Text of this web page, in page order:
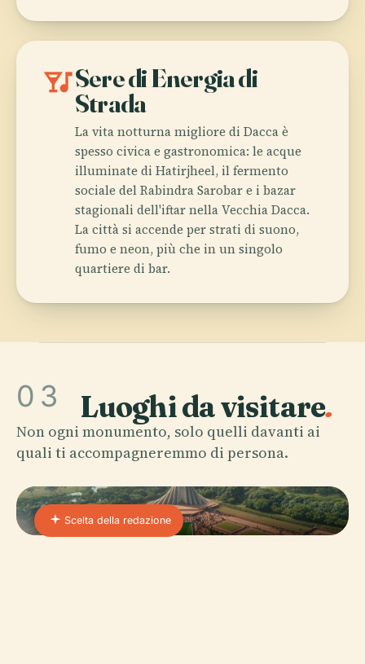
nightlifeSere di Energia di
Strada
La vita notturna migliore di Dacca è
spesso civica e gastronomica: le acque
illuminate di Hatirjheel, il fermento
sociale del Rabindra Sarobar e i bazar
stagionali dell'iftar nella Vecchia Dacca.
La città si accende per strati di suono,
fumo e neon, più che in un singolo
quartiere di bar.
03 Luoghi da visitare.
Non ogni monumento, solo quelli davanti ai
quali ti accompagneremmo di persona.
Scelta della redazione